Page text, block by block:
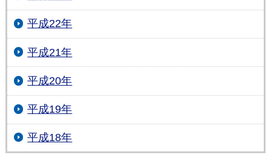
平成22年
平成21年
平成20年
平成19年
平成18年